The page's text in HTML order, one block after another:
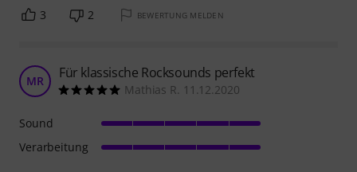
3 2 BEWERTUNG MELDEN
MR Für klassische Rocksounds perfekt
Mathias R. 11.12.2020
Sound
Verarbeitung